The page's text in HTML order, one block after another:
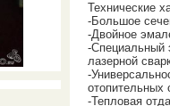
Технические
-Большое
-Двойное
-Специальный
лазерной
-
отопительных
-Тепловая